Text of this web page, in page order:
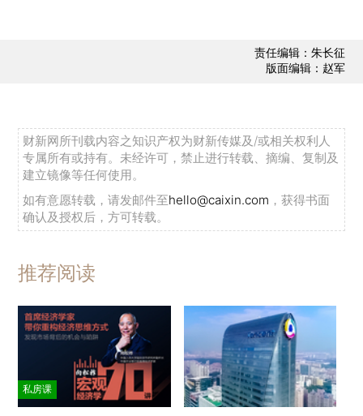
责任编辑：朱长征
版面编辑：赵军
财新网所刊载内容之知识产权为财新传媒及/或相关权利人
专属所有或持有。未经许可，禁止进行转载、摘编、复制及
建立镜像等任何使用。
如有意愿转载，请发邮件至hello@caixin.com ，获得书面
确认及授权后，方可转载。
推荐阅读
私房课